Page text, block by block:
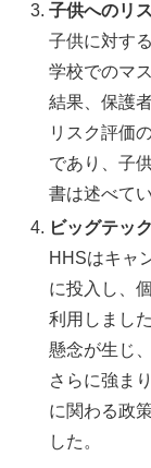
子供へのリ
子供に対す
学校でのマ
結果、保護
リスク評価
であり、子
書は述べて
ビッグテッ
HHSはキャ
に投入し、
利用しまし
懸念が生じ
さらに強ま
に関わる政
した。